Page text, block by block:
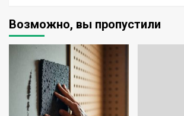
Возможно, вы пропустили